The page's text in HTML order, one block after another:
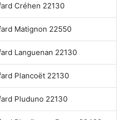
Créhen 22130
Matignon 22550
Languenan 22130
Plancoët 22130
Pluduno 22130